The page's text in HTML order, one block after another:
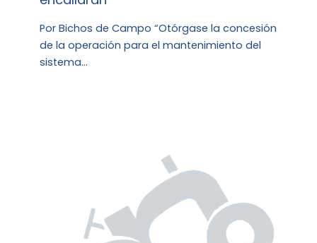
Por Bichos de Campo “Otórgase la concesión
de la operación para el mantenimiento del
sistema…